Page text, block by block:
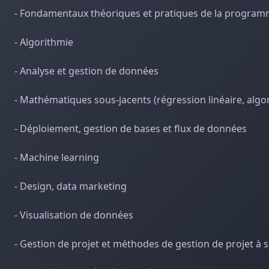
- Fondamentaux théoriques et pratiques de la
- Algorithmie
- Analyse et gestion de données
- Mathématiques sous-jacents (régression linéaire,
- Déploiement, gestion de bases et flux de données
- Machine learning
- Design, data marketing
- Visualisation de données
- Gestion de projet et méthodes de gestion de projet à